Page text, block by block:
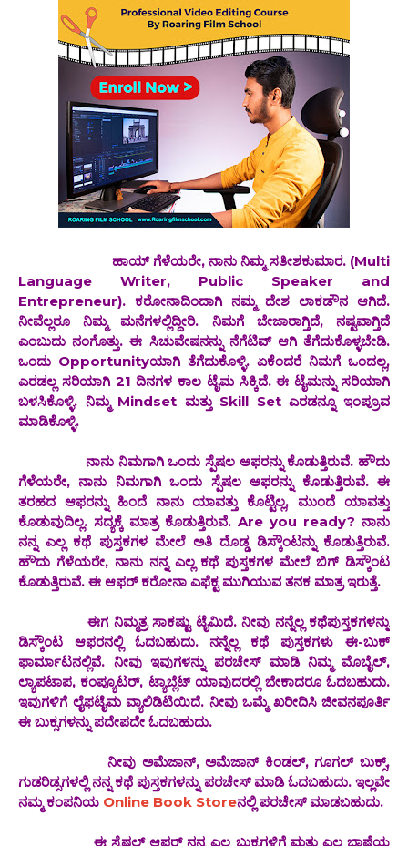
ಹಾಯ್ ಗೆಳೆಯರೇ, ನಾನು ನಿಮ್ಮ ಸತೀಶಕುಮಾರ. (Multi
Language Writer, Public Speaker and
Entrepreneur). ಕರೋನಾದಿಂದಾಗಿ ನಮ್ಮ ದೇಶ ಲಾಕಡೌನ ಆಗಿದೆ.
ನೀವೆಲ್ಲರೂ ನಿಮ್ಮ ಮನೆಗಳಲ್ಲಿದ್ದೀರಿ. ನಿಮಗೆ ಬೇಜಾರಾಗ್ತಿದೆ, ನಷ್ಟವಾಗ್ತಿದೆ
ಎಂಬುದು ನಂಗೊತ್ತು. ಈ ಸಿಚುವೇಷನನ್ನು ನೆಗೆಟಿವ್ ಆಗಿ ತೆಗೆದುಕೊಳ್ಳಬೇಡಿ.
ಒಂದು Opportunityಯಾಗಿ ತೆಗೆದುಕೊಳ್ಳಿ. ಏಕೆಂದರೆ ನಿಮಗೆ ಒಂದಲ್ಲ,
ಎರಡಲ್ಲ ಸರಿಯಾಗಿ 21 ದಿನಗಳ ಕಾಲ ಟೈಮ ಸಿಕ್ಕಿದೆ. ಈ ಟೈಮನ್ನು ಸರಿಯಾಗಿ
ಬಳಸಿಕೊಳ್ಳಿ. ನಿಮ್ಮ Mindset ಮತ್ತು Skill Set ಎರಡನ್ನೂ ಇಂಪ್ರೂವ
ಮಾಡಿಕೊಳ್ಳಿ.
ನಾನು ನಿಮಗಾಗಿ ಒಂದು ಸ್ಪೆಷಲ ಆಫರನ್ನು ಕೊಡುತ್ತಿರುವೆ. ಹೌದು
ಗೆಳೆಯರೇ, ನಾನು ನಿಮಗಾಗಿ ಒಂದು ಸ್ಪೆಷಲ ಆಫರನ್ನು ಕೊಡುತ್ತಿರುವೆ. ಈ
ತರಹದ ಆಫರನ್ನು ಹಿಂದೆ ನಾನು ಯಾವತ್ತು ಕೊಟ್ಟಿಲ್ಲ, ಮುಂದೆ ಯಾವತ್ತು
ಕೊಡುವುದಿಲ್ಲ. ಸದ್ಯಕ್ಕೆ ಮಾತ್ರ ಕೊಡುತ್ತಿರುವೆ. Are you ready? ನಾನು
ನನ್ನ ಎಲ್ಲ ಕಥೆ ಪುಸ್ತಕಗಳ ಮೇಲೆ ಅತಿ ದೊಡ್ಡ ಡಿಸ್ಕೌಂಟನ್ನು ಕೊಡುತ್ತಿರುವೆ.
ಹೌದು ಗೆಳೆಯರೇ, ನಾನು ನನ್ನ ಎಲ್ಲ ಕಥೆ ಪುಸ್ತಕಗಳ ಮೇಲೆ ಬಿಗ್ ಡಿಸ್ಕೌಂಟ
ಕೊಡುತ್ತಿರುವೆ. ಈ ಆಫರ್ ಕರೋನಾ ಎಫೆಕ್ಟ ಮುಗಿಯುವ ತನಕ ಮಾತ್ರ ಇರುತ್ತೆ.
ಈಗ ನಿಮ್ಮತ್ರ ಸಾಕಷ್ಟು ಟೈಮಿದೆ. ನೀವು ನನ್ನೆಲ್ಲ ಕಥೆಪುಸ್ತಕಗಳನ್ನು
ಡಿಸ್ಕೌಂಟ ಆಫರನಲ್ಲಿ ಓದಬಹುದು. ನನ್ನೆಲ್ಲ ಕಥೆ ಪುಸ್ತಕಗಳು ಈ-ಬುಕ್
ಫಾರ್ಮಾಟನಲ್ಲಿವೆ. ನೀವು ಇವುಗಳನ್ನು ಪರಚೇಸ್ ಮಾಡಿ ನಿಮ್ಮ ಮೊಬೈಲ್,
ಲ್ಯಾಪಟಾಪ, ಕಂಪ್ಯೂಟರ್, ಟ್ಯಾಬ್ಲೆಟ್ ಯಾವುದರಲ್ಲಿ ಬೇಕಾದರೂ ಓದಬಹುದು.
ಇವುಗಳಿಗೆ ಲೈಫಟೈಮ ವ್ಯಾಲಿಡಿಟಿಯಿದೆ. ನೀವು ಒಮ್ಮೆ ಖರೀದಿಸಿ ಜೀವನಪೂರ್ತಿ
ಈ ಬುಕ್ಸಗಳನ್ನು ಪದೇಪದೇ ಓದಬಹುದು.
ನೀವು ಅಮೆಜಾನ್, ಅಮೆಜಾನ್ ಕಿಂಡಲ್, ಗೂಗಲ್ ಬುಕ್ಸ್,
ಗುಡರಿಡ್ಸಗಳಲ್ಲಿ ನನ್ನ ಕಥೆ ಪುಸ್ತಕಗಳನ್ನು ಪರಚೇಸ್ ಮಾಡಿ ಓದಬಹುದು. ಇಲ್ಲವೇ
ನಮ್ಮ ಕಂಪನಿಯ Online Book Storeನಲ್ಲಿ ಪರಚೇಸ್ ಮಾಡಬಹುದು.
ಈ ಸ್ಪೆಷಲ್ ಆಫರ್ ನನ್ನ ಎಲ್ಲ ಬುಕ್ಸಗಳಿಗೆ ಮತ್ತು ಎಲ್ಲ ಭಾಷೆಯ